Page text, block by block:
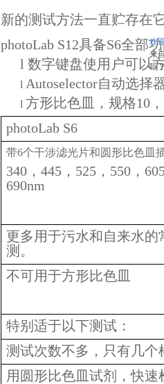
欢
来
吗？
新的测试方法一直贮存在
photoLab S12具备S6全部
l 数字键盘使用户可以
l Autoselector自动选择
l 方形比色皿，规格10
photoLab S6
带6个干涉滤光片和圆形比色皿插
340，445，525，550，605
690nm
更多用于污水和自来水的
测。
不可用于方形比色皿
特别适于以下测试：
测试次数不多，只有几个
用圆形比色皿试剂，快速